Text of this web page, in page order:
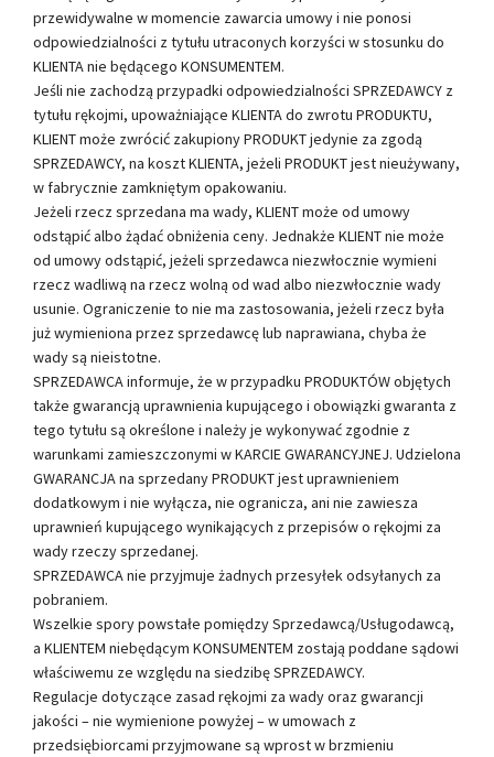
przewidywalne w momencie zawarcia umowy i nie ponosi
odpowiedzialności z tytułu utraconych korzyści w stosunku do
KLIENTA nie będącego KONSUMENTEM.
Jeśli nie zachodzą przypadki odpowiedzialności SPRZEDAWCY z
tytułu rękojmi, upoważniające KLIENTA do zwrotu PRODUKTU,
KLIENT może zwrócić zakupiony PRODUKT jedynie za zgodą
SPRZEDAWCY, na koszt KLIENTA, jeżeli PRODUKT jest nieużywany,
w fabrycznie zamkniętym opakowaniu.
Jeżeli rzecz sprzedana ma wady, KLIENT może od umowy
odstąpić albo żądać obniżenia ceny. Jednakże KLIENT nie może
od umowy odstąpić, jeżeli sprzedawca niezwłocznie wymieni
rzecz wadliwą na rzecz wolną od wad albo niezwłocznie wady
usunie. Ograniczenie to nie ma zastosowania, jeżeli rzecz była
już wymieniona przez sprzedawcę lub naprawiana, chyba że
wady są nieistotne.
SPRZEDAWCA informuje, że w przypadku PRODUKTÓW objętych
także gwarancją uprawnienia kupującego i obowiązki gwaranta z
tego tytułu są określone i należy je wykonywać zgodnie z
warunkami zamieszczonymi w KARCIE GWARANCYJNEJ. Udzielona
GWARANCJA na sprzedany PRODUKT jest uprawnieniem
dodatkowym i nie wyłącza, nie ogranicza, ani nie zawiesza
uprawnień kupującego wynikających z przepisów o rękojmi za
wady rzeczy sprzedanej.
SPRZEDAWCA nie przyjmuje żadnych przesyłek odsyłanych za
pobraniem.
Wszelkie spory powstałe pomiędzy Sprzedawcą/Usługodawcą,
a KLIENTEM niebędącym KONSUMENTEM zostają poddane sądowi
właściwemu ze względu na siedzibę SPRZEDAWCY.
Regulacje dotyczące zasad rękojmi za wady oraz gwarancji
jakości – nie wymienione powyżej – w umowach z
przedsiębiorcami przyjmowane są wprost w brzmieniu